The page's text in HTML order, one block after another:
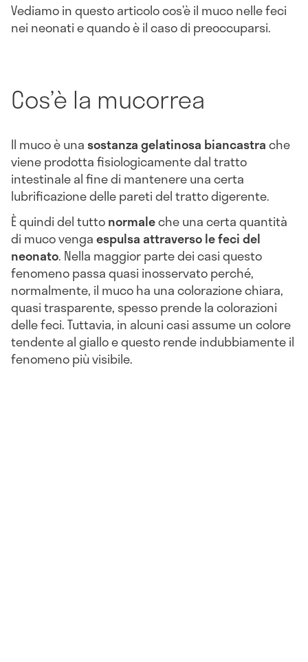
Vediamo in questo articolo cos’è il muco nelle feci
nei neonati e quando è il caso di preoccuparsi.
Cos’è la mucorrea
Il muco è unasostanza gelatinosa biancastrache
viene prodotta fisiologicamente dal tratto
intestinale al fine di mantenere una certa
lubrificazione delle pareti del tratto digerente.
È quindi del tuttonormaleche una certa quantità
di muco vengaespulsa attraverso le feci del
neonato. Nella maggior parte dei casi questo
fenomeno passa quasi inosservato perché,
normalmente, il muco ha una colorazione chiara,
quasi trasparente, spesso prende la colorazioni
delle feci. Tuttavia, in alcuni casi assume un colore
tendente al giallo e questo rende indubbiamente il
fenomeno più visibile.